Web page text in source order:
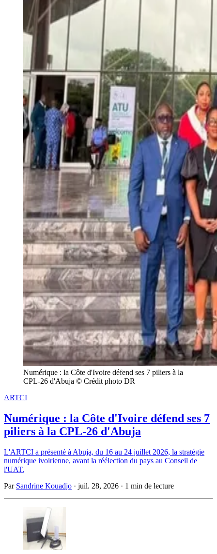
Numérique : la Côte d'Ivoire défend ses 7 piliers à la
CPL-26 d'Abuja © Crédit photo DR
ARTCI
Numérique : la Côte d'Ivoire défend ses 7
piliers à la CPL-26 d'Abuja
L'ARTCI a présenté à Abuja, du 16 au 24 juillet 2026, la stratégie
numérique ivoirienne, avant la réélection du pays au Conseil de
l'UAT.
Par Sandrine Kouadjo · juil. 28, 2026 · 1 min de lecture